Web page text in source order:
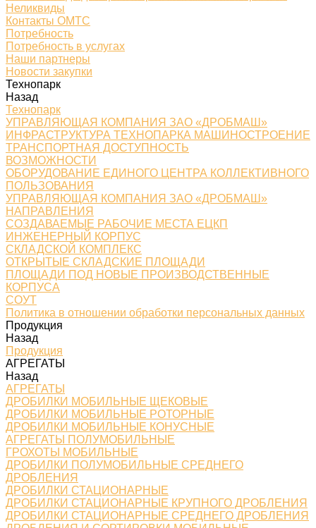
Неликвиды
Контакты ОМТС
Потребность
Потребность в услугах
Наши партнеры
Новости закупки
Технопарк
Назад
Технопарк
УПРАВЛЯЮЩАЯ КОМПАНИЯ ЗАО «ДРОБМАШ»
ИНФРАСТРУКТУРА ТЕХНОПАРКА МАШИНОСТРОЕНИЕ
ТРАНСПОРТНАЯ ДОСТУПНОСТЬ
ВОЗМОЖНОСТИ
ОБОРУДОВАНИЕ ЕДИНОГО ЦЕНТРА КОЛЛЕКТИВНОГО
ПОЛЬЗОВАНИЯ
УПРАВЛЯЮЩАЯ КОМПАНИЯ ЗАО «ДРОБМАШ»
НАПРАВЛЕНИЯ
СОЗДАВАЕМЫЕ РАБОЧИЕ МЕСТА ЕЦКП
ИНЖЕНЕРНЫЙ КОРПУС
СКЛАДСКОЙ КОМПЛЕКС
ОТКРЫТЫЕ СКЛАДСКИЕ ПЛОЩАДИ
ПЛОЩАДИ ПОД НОВЫЕ ПРОИЗВОДСТВЕННЫЕ
КОРПУСА
СОУТ
Политика в отношении обработки персональных данных
Продукция
Назад
Продукция
АГРЕГАТЫ
Назад
АГРЕГАТЫ
ДРОБИЛКИ МОБИЛЬНЫЕ ЩЕКОВЫЕ
ДРОБИЛКИ МОБИЛЬНЫЕ РОТОРНЫЕ
ДРОБИЛКИ МОБИЛЬНЫЕ КОНУСНЫЕ
АГРЕГАТЫ ПОЛУМОБИЛЬНЫЕ
ГРОХОТЫ МОБИЛЬНЫЕ
ДРОБИЛКИ ПОЛУМОБИЛЬНЫЕ СРЕДНЕГО
ДРОБЛЕНИЯ
ДРОБИЛКИ СТАЦИОНАРНЫЕ
ДРОБИЛКИ СТАЦИОНАРНЫЕ КРУПНОГО ДРОБЛЕНИЯ
ДРОБИЛКИ СТАЦИОНАРНЫЕ СРЕДНЕГО ДРОБЛЕНИЯ